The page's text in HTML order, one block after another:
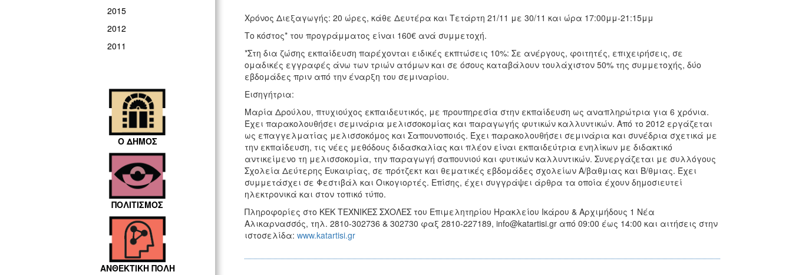
2015
2012
2011
Ο ΔΗΜΟΣ
ΠΟΛΙΤΙΣΜΟΣ
ΑΝΘΕΚΤΙΚΗ ΠΟΛΗ
Χρόνος Διεξαγωγής: 20 ώρες, κάθε Δευτέρα και Τετάρτη 21/11 με 30/11 και ώρα 17:00μμ-21:15μμ
Το κόστος* του προγράμματος είναι 160€ ανά συμμετοχή.
*Στη δια ζώσης εκπαίδευση παρέχονται ειδικές εκπτώσεις 10%: Σε ανέργους, φοιτητές, επιχειρήσεις, σε
ομαδικές εγγραφές άνω των τριών ατόμων και σε όσους καταβάλουν τουλάχιστον 50% της συμμετοχής, δύο
εβδομάδες πριν από την έναρξη του σεμιναρίου.
Εισηγήτρια:
Μαρία Δρούλου, πτυχιούχος εκπαιδευτικός, με προυπηρεσία στην εκπαίδευση ως αναπληρώτρια για 6 χρόνια.
Έχει παρακολουθήσει σεμινάρια μελισσοκομίας και παραγωγής φυτικών καλλυντικών. Από το 2012 εργάζεται
ως επαγγελματίας μελισσοκόμος και Σαπουνοποιός. Έχει παρακολουθήσει σεμινάρια και συνέδρια σχετικά με
την εκπαίδευση, τις νέες μεθόδους διδασκαλίας και πλέον είναι εκπαιδεύτρια ενηλίκων με διδακτικό
αντικείμενο τη μελισσοκομία, την παραγωγή σαπουνιού και φυτικών καλλυντικών. Συνεργάζεται με συλλόγους
Σχολεία Δεύτερης Ευκαιρίας, σε πρότζεκτ και θεματικές εβδομάδες σχολείων Α/βαθμιας και Β/θμιας. Έχει
συμμετάσχει σε Φεστιβάλ και Οικογιορτές. Επίσης, έχει συγγράψει άρθρα τα οποία έχουν δημοσιευτεί
ηλεκτρονικά και στον τοπικό τύπο.
Πληροφορίες στο ΚΕΚ ΤΕΧΝΙΚΕΣ ΣΧΟΛΕΣ του Επιμελητηρίου Ηρακλείου Ικάρου & Αρχιμήδους 1 Νέα
Αλικαρνασσός, τηλ. 2810-302736 & 302730 φαξ 2810-227189, info@katartisi.gr από 09:00 έως 14:00 και αιτήσεις στην
ιστοσελίδα: www.katartisi.gr